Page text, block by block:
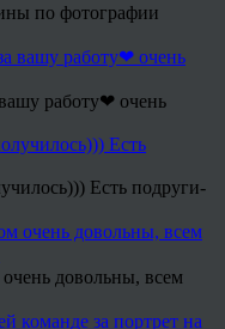
по фотографии
работу❤ очень
Есть подруги-
довольны, всем